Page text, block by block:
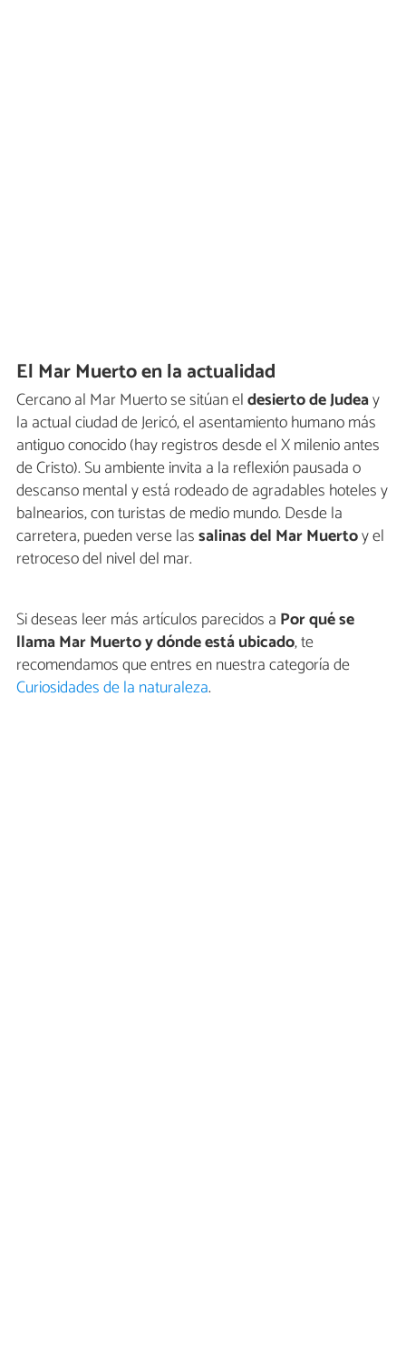
El Mar Muerto en la actualidad
Cercano al Mar Muerto se sitúan eldesierto de Judeay
la actual ciudad de Jericó, el asentamiento humano más
antiguo conocido (hay registros desde el X milenio antes
de Cristo). Su ambiente invita a la reflexión pausada o
descanso mental y está rodeado de agradables hoteles y
balnearios, con turistas de medio mundo. Desde la
carretera, pueden verse lassalinas del Mar Muertoy el
retroceso del nivel del mar.
Si deseas leer más artículos parecidos a Por qué se
llama Mar Muerto y dónde está ubicado, te
recomendamos que entres en nuestra categoría de
Curiosidades de la naturaleza.